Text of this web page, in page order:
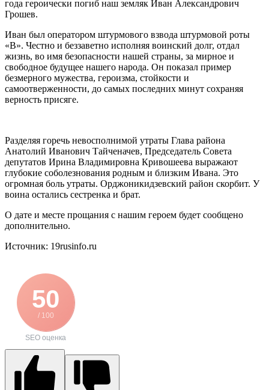
года героически погиб наш земляк Иван Александрович
Грошев.
Иван был оператором штурмового взвода штурмовой роты
«В». Честно и беззаветно исполняя воинский долг, отдал
жизнь, во имя безопасности нашей страны, за мирное и
свободное будущее нашего народа. Он показал пример
безмерного мужества, героизма, стойкости и
самоотверженности, до самых последних минут сохраняя
верность присяге.
Разделяя горечь невосполнимой утраты Глава района
Анатолий Иванович Тайченачев, Председатель Совета
депутатов Ирина Владимировна Кривошеева выражают
глубокие соболезнования родным и близким Ивана. Это
огромная боль утраты. Орджоникидзевский район скорбит. У
воина остались сестренка и брат.
О дате и месте прощания с нашим героем будет сообщено
дополнительно.
Источник: 19rusinfo.ru
50
/ 100
SEO оценка